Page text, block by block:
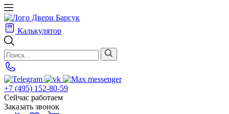
Калькулятор
+7 (495) 152-80-59
Сейчас работаем
Заказать звонок